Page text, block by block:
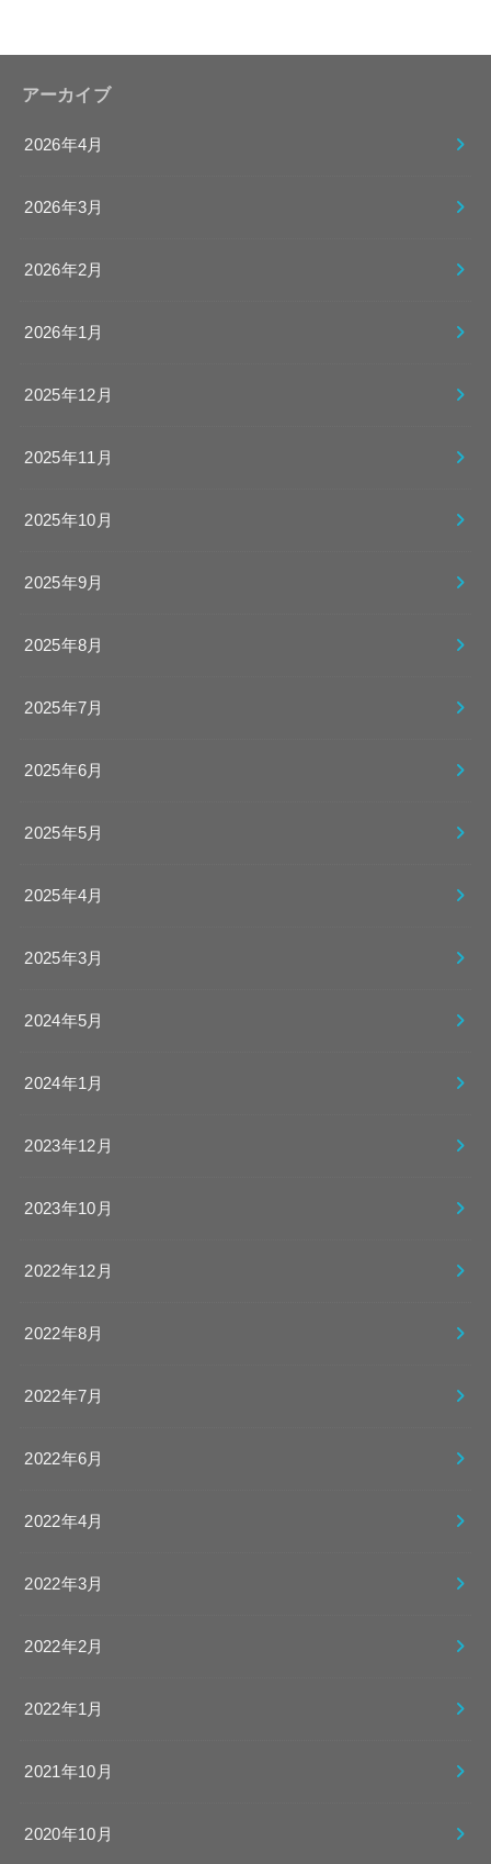
アーカイブ
2026年4月
2026年3月
2026年2月
2026年1月
2025年12月
2025年11月
2025年10月
2025年9月
2025年8月
2025年7月
2025年6月
2025年5月
2025年4月
2025年3月
2024年5月
2024年1月
2023年12月
2023年10月
2022年12月
2022年8月
2022年7月
2022年6月
2022年4月
2022年3月
2022年2月
2022年1月
2021年10月
2020年10月